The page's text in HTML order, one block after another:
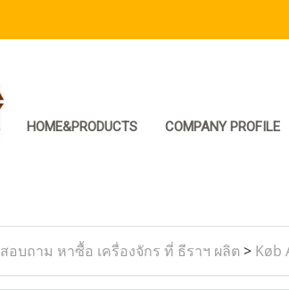
HOME&PRODUCTS COMPANY PROFILE
สอบถาม หาซื้อ เครื่องจักร ที่ ธีราฯ ผลิต > Køb